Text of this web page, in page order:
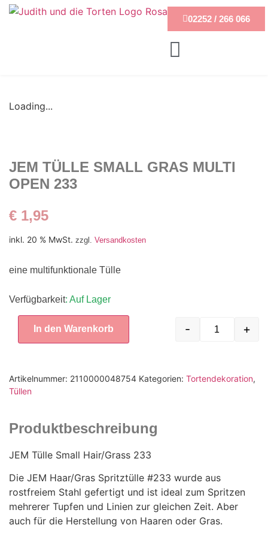
02252 / 266 066
Loading...
JEM TÜLLE SMALL GRAS MULTI
OPEN 233
€ 1,95
inkl. 20 % MwSt. zzgl. Versandkosten
eine multifunktionale Tülle
Verfügbarkeit: Auf Lager
- +
In den Warenkorb
Artikelnummer: 2110000048754 Kategorien: Tortendekoration,
Tüllen
Produktbeschreibung
JEM Tülle Small Hair/Grass 233
Die JEM Haar/Gras Spritztülle #233 wurde aus
rostfreiem Stahl gefertigt und ist ideal zum Spritzen
mehrerer Tupfen und Linien zur gleichen Zeit. Aber
auch für die Herstellung von Haaren oder Gras.